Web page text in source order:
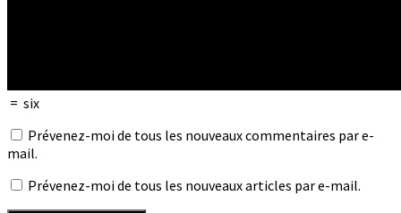
= six
Prévenez-moi de tous les nouveaux commentaires par e-
mail.
Prévenez-moi de tous les nouveaux articles par e-mail.